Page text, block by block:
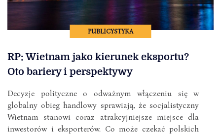
PUBLICYSTYKA
RP: Wietnam jako kierunek eksportu?
Oto bariery i perspektywy
Decyzje polityczne o odważnym włączeniu się w
globalny obieg handlowy sprawiają, że socjalistyczny
Wietnam stanowi coraz atrakcyjniejsze miejsce dla
inwestorów i eksporterów. Co może czekać polskich